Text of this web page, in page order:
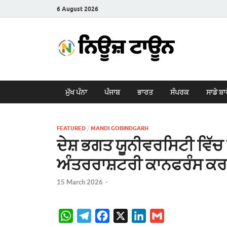
6 August 2026
ਮੁੱਖ ਪੰਨਾ ਪੰਜਾਬ ਭਾਰਤ ਸੰਪਰਕ ਸਾਡੇ
FEATURED / MANDI GOBINDGARH
ਦੇਸ਼ ਭਗਤ ਯੂਨੀਵਰਸਿਟੀ ਵਿੱਚ
ਅੰਤਰਰਾਸ਼ਟਰੀ ਕਾਨਫਰੰਸ
15 March 2026 -
W